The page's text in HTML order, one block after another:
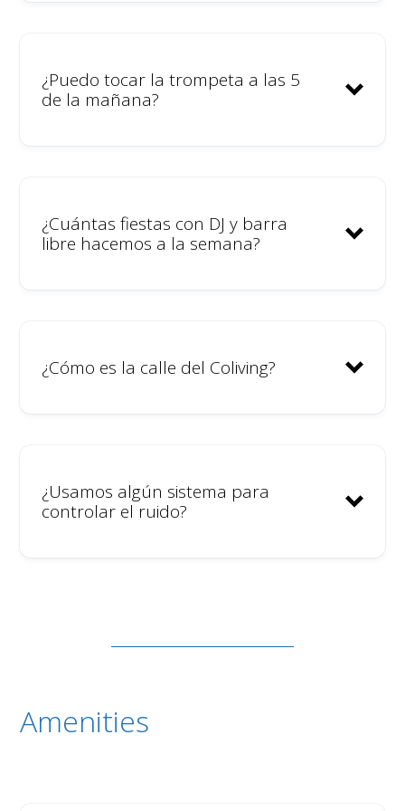
¿Puedo tocar la trompeta a las 5
de la mañana?
¿Cuántas fiestas con DJ y barra
libre hacemos a la semana?
¿Cómo es la calle del Coliving?
¿Usamos algún sistema para
controlar el ruido?
Amenities